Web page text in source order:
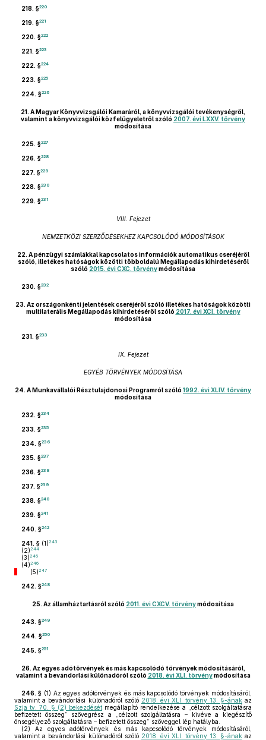
218. §220
219. §221
220. §222
221. §223
222. §224
223. §225
224. §226
21. A Magyar Könyvvizsgálói Kamaráról, a könyvvizsgálói tevékenységről,
valamint a könyvvizsgálói közfelügyeletről szóló 2007. évi LXXV. törvény
módosítása
225. §227
226. §228
227. §229
228. §230
229. §231
VIII. Fejezet
NEMZETKÖZI SZERZŐDÉSEKHEZ KAPCSOLÓDÓ MÓDOSÍTÁSOK
22. A pénzügyi számlákkal kapcsolatos információk automatikus cseréjéről
szóló, illetékes hatóságok közötti többoldalú Megállapodás kihirdetéséről
szóló 2015. évi CXC. törvénymódosítása
230. §232
23. Az országonkénti jelentések cseréjéről szóló illetékes hatóságok közötti
multilaterális Megállapodás kihirdetéséről szóló 2017. évi XCI. törvény
módosítása
231. §233
IX. Fejezet
EGYÉB TÖRVÉNYEK MÓDOSÍTÁSA
24. A Munkavállalói Résztulajdonosi Programról szóló 1992. évi XLIV. törvény
módosítása
232. §234
233. §235
234. §236
235. §237
236. §238
237. §239
238. §240
239. §241
240. §242
241. § (1)243
(2)244
(3)245
(4)246
(5)247
242. §248
25. Az államháztartásról szóló 2011. évi CXCV. törvénymódosítása
243. §249
244. §250
245. §251
26. Az egyes adótörvények és más kapcsolódó törvények módosításáról,
valamint a bevándorlási különadóról szóló 2018. évi XLI. törvénymódosítása
246. § (1) Az egyes adótörvények és más kapcsolódó törvények módosításáról,
valamint a bevándorlási különadóról szóló 2018. évi XLI. törvény 13. §-ánakaz
Szja tv. 70. § (2) bekezdését megállapító rendelkezése a „célzott szolgáltatásra
befizetett összeg” szövegrész a „célzott szolgáltatásra – kivéve a kiegészítő
önsegélyező szolgáltatásra – befizetett összeg” szöveggel lép hatályba.
(2) Az egyes adótörvények és más kapcsolódó törvények módosításáról,
valamint a bevándorlási különadóról szóló 2018. évi XLI. törvény 13. §-ánakaz